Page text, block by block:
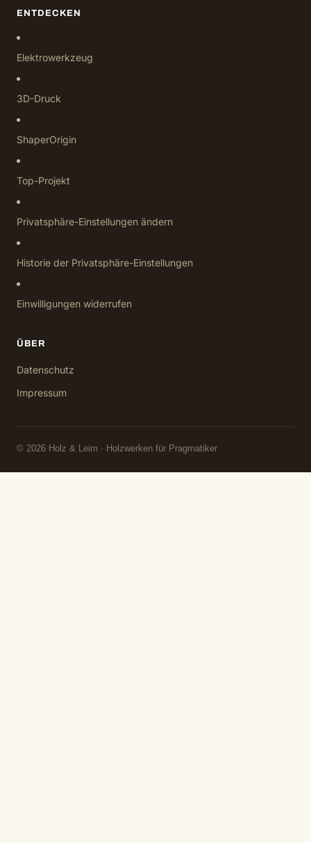
ENTDECKEN
Elektrowerkzeug
3D-Druck
ShaperOrigin
Top-Projekt
Privatsphäre-Einstellungen ändern
Historie der Privatsphäre-Einstellungen
Einwilligungen widerrufen
ÜBER
Datenschutz
Impressum
© 2026 Holz & Leim · Holzwerken für Pragmatiker